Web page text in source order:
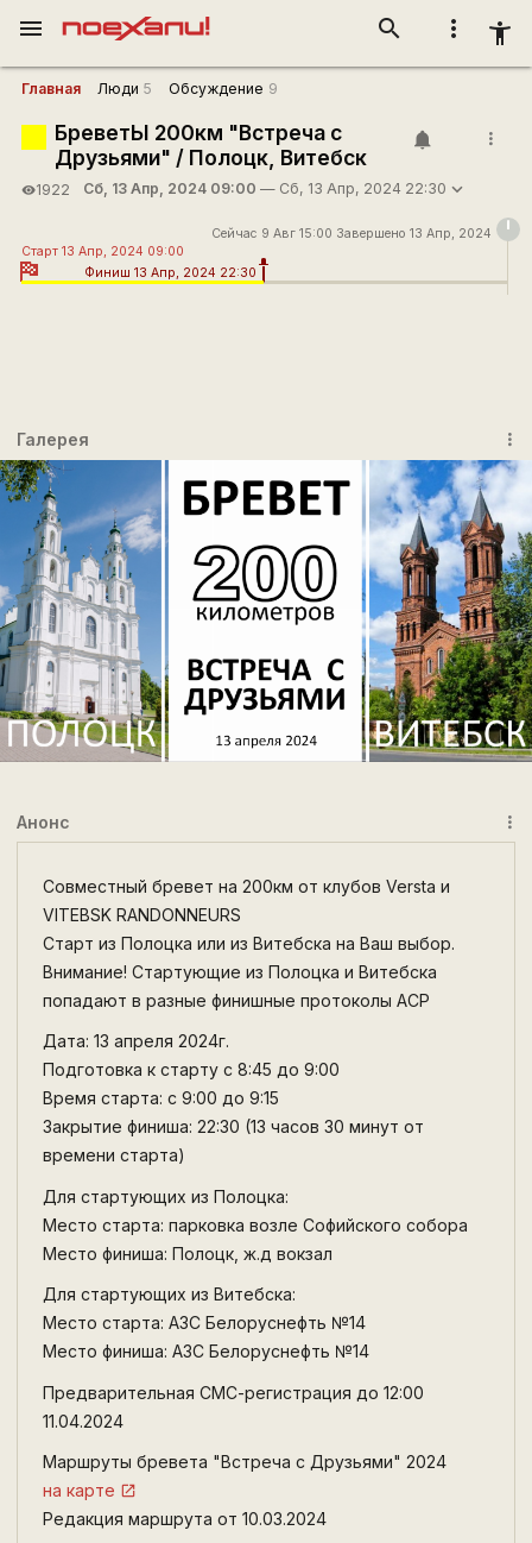
more_vert accessibility_new
search
menu
Главная Люди 5 Обсуждение 9
БреветЫ 200км "Встреча с
Друзьями" / Полоцк, Витебск
more_vert
visibility1922 Сб, 13 Апр, 2024 09:00 — Сб, 13 Апр, 2024 22:30
Сейчас 9 Авг 15:00 Завершено 13 Апр, 2024
Старт 13 Апр, 2024 09:00
Финиш 13 Апр, 2024 22:30
Галерея more_vert
Анонс more_vert
Совместный бревет на 200км от клубов Versta и
VITEBSK RANDONNEURS
Старт из Полоцка или из Витебска на Ваш выбор.
Внимание! Стартующие из Полоцка и Витебска
попадают в разные финишные протоколы АСР
Дата: 13 апреля 2024г.
Подготовка к старту с 8:45 до 9:00
Время старта: с 9:00 до 9:15
Закрытие финиша: 22:30 (13 часов 30 минут от
времени старта)
Для стартующих из Полоцка:
Место старта: парковка возле Софийского собора
Место финиша: Полоцк, ж.д вокзал
Для стартующих из Витебска:
Место старта: АЗС Белоруснефть №14
Место финиша: АЗС Белоруснефть №14
Предварительная СМС-регистрация до 12:00
11.04.2024
Маршруты бревета "Встреча с Друзьями" 2024
на карте
Редакция маршрута от 10.03.2024